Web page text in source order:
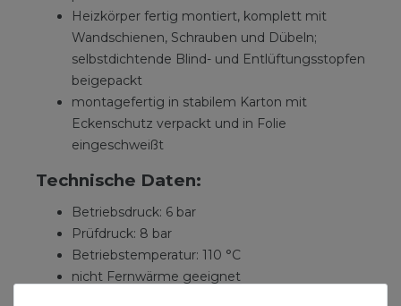
Heizkörper fertig montiert, komplett mit
Wandschienen, Schrauben und Dübeln;
selbstdichtende Blind- und Entlüftungsstopfen
beigepackt
montagefertig in stabilem Karton mit
Eckenschutz verpackt und in Folie
eingeschweißt
Technische Daten:
Betriebsdruck: 6 bar
Prüfdruck: 8 bar
Betriebstemperatur: 110 °C
nicht Fernwärme geeignet